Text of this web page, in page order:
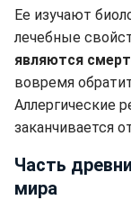
Ее изучают
лечебные
являются
вовремя
Аллергические
заканчивается
Часть
мира